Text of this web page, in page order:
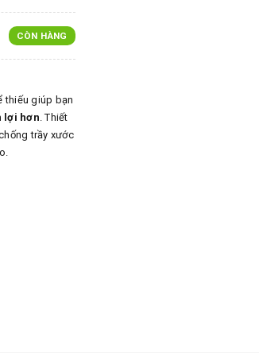
CÒN HÀNG
thiếu giúp bạn
lợi hơn. Thiết
trầy xước